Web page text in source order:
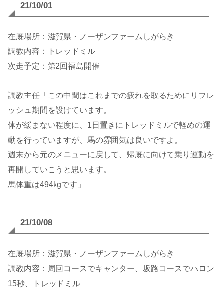
21/10/01
在厩場所：滋賀県・ノーザンファームしがらき
調教内容：トレッドミル
次走予定：第2回福島開催
調教主任「この中間はこれまでの疲れを取るためにリフレ
ッシュ期間を設けています。
体が緩まない程度に、1日置きにトレッドミルで軽めの運
動を行っていますが、馬の雰囲気は良いですよ。
週末から元のメニューに戻して、帰厩に向けて乗り運動を
再開していこうと思います。
馬体重は494kgです」
21/10/08
在厩場所：滋賀県・ノーザンファームしがらき
調教内容：周回コースでキャンター、坂路コースでハロン
15秒、トレッドミル